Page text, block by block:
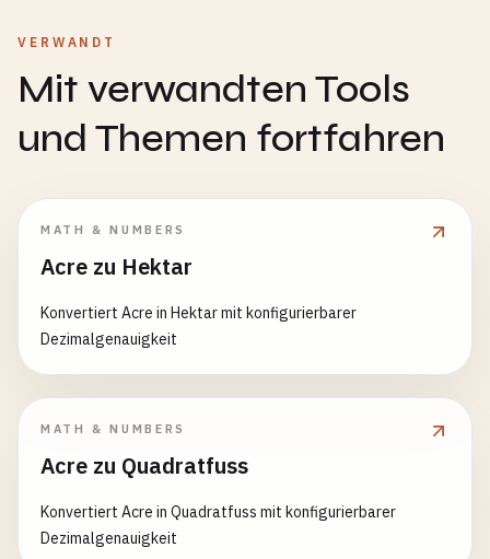
VERWANDT
Mit verwandten Tools
und Themen fortfahren
MATH & NUMBERS
Acre zu Hektar
Konvertiert Acre in Hektar mit konfigurierbarer
Dezimalgenauigkeit
MATH & NUMBERS
Acre zu Quadratfuss
Konvertiert Acre in Quadratfuss mit konfigurierbarer
Dezimalgenauigkeit